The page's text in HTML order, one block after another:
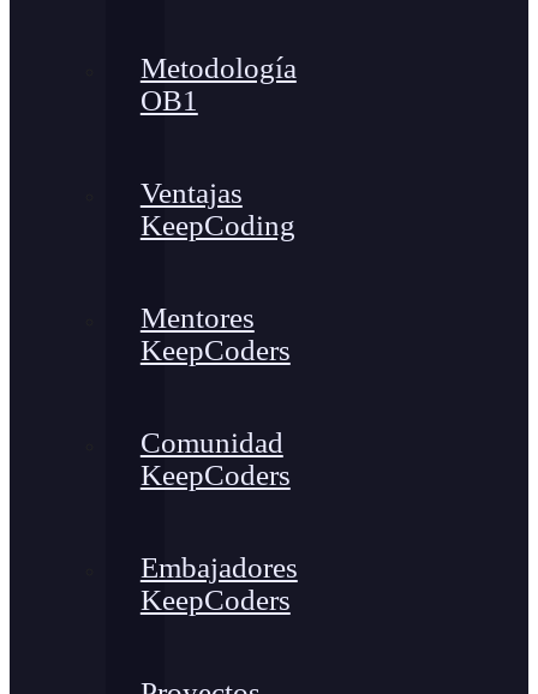
Metodología
OB1
Ventajas
KeepCoding
Mentores
KeepCoders
Comunidad
KeepCoders
Embajadores
KeepCoders